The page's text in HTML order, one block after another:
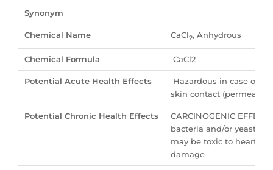
Synonym
Chemical Name CaCl2, Anhydrous
Chemical Formula CaCl2
Potential Acute Health Effects
Hazardous in case of
skin contact (permeator).
Potential Chronic Health Effects
CARCINOGENIC
bacteria and/or yeast.
may be toxic to heart,
damage